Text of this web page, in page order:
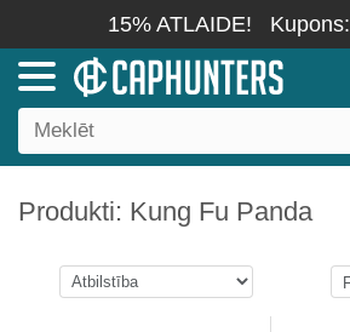
15% ATLAIDE! Kupons:
Produkti: Kung Fu Panda